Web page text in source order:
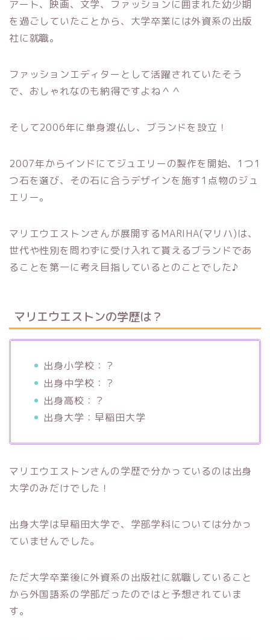
アート、映画、文学、ファッションに囲まれた幼少期
を過ごしていたことから、大学卒業には外資系の出版
社に就職。
ファッションエディターとして活躍されていたそう
で、おしゃれなのも納得ですよね＾＾
そして2006年に単身渡仏し、ブランドを設立！
2007年からインドにてジュエリーの製作を開始、1つ1
つ石を選び、その石に合うデザインを施す1点物のジュ
エリー。
マリエウエストンさんが展開するMARIHA(マリハ)は、
世代や性別を問わずに受け入れて貰えるブランドであ
ることを第一に考え目指しているとのことでした♪
マリエウエストンの学歴は？
出身小学校：？
出身中学校：？
出身高校：？
出身大学：早稲田大学
マリエウエストンさんの学歴で分かっているのは出身
大学のみだけでした！
出身大学は早稲田大学で、学部学科については分かっ
ていませんでした。
ただ大学卒業後に外資系の出版社に就職していること
から外国語系の学部だったのではと予想されていま
す。